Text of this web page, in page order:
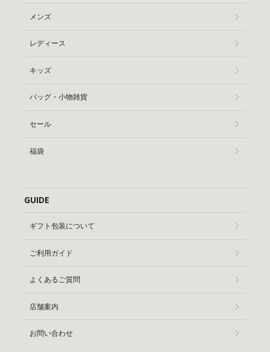
メンズ
レディース
キッズ
バッグ・小物雑貨
セール
福袋
GUIDE
ギフト包装について
ご利用ガイド
よくあるご質問
店舗案内
お問い合わせ